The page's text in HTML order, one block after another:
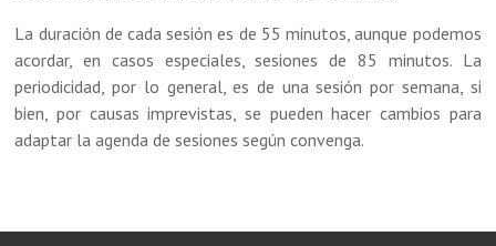
La duración de cada sesión es de 55 minutos, aunque podemos
acordar, en casos especiales, sesiones de 85 minutos. La
periodicidad, por lo general, es de una sesión por semana, si
bien, por causas imprevistas, se pueden hacer cambios para
adaptar la agenda de sesiones según convenga.